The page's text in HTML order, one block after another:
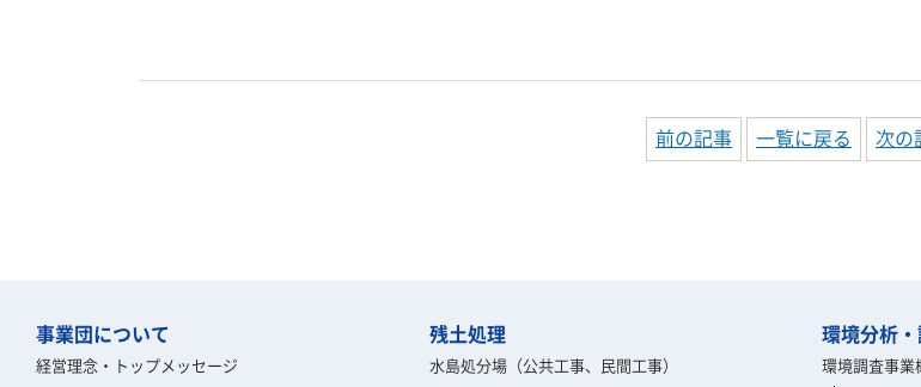
前の記事 一覧に戻る 次の
事業団について
経営理念・トップメッセージ
残土処理
水島処分場（公共工事、民間工事）
環境分析
環境調査事業